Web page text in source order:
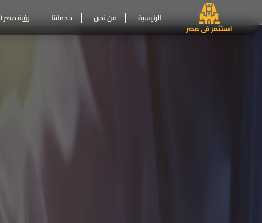
الرئيسية من نحن خدماتنا رؤية مصر 2030